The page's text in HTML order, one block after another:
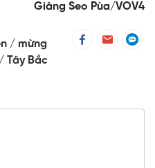
Giàng Seo Pùa/VOV4
mừng
Tây Bắc